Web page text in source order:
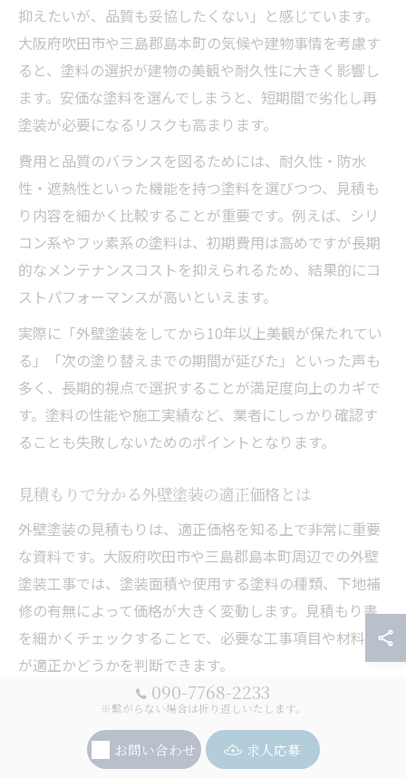
抑えたいが、品質も妥協したくない」と感じています。
大阪府吹田市や三島郡島本町の気候や建物事情を考慮す
ると、塗料の選択が建物の美観や耐久性に大きく影響し
ます。安価な塗料を選んでしまうと、短期間で劣化し再
塗装が必要になるリスクも高まります。
費用と品質のバランスを図るためには、耐久性・防水
性・遮熱性といった機能を持つ塗料を選びつつ、見積も
り内容を細かく比較することが重要です。例えば、シリ
コン系やフッ素系の塗料は、初期費用は高めですが長期
的なメンテナンスコストを抑えられるため、結果的にコ
ストパフォーマンスが高いといえます。
実際に「外壁塗装をしてから10年以上美観が保たれてい
る」「次の塗り替えまでの期間が延びた」といった声も
多く、長期的視点で選択することが満足度向上のカギで
す。塗料の性能や施工実績など、業者にしっかり確認す
ることも失敗しないためのポイントとなります。
見積もりで分かる外壁塗装の適正価格とは
外壁塗装の見積もりは、適正価格を知る上で非常に重要
な資料です。大阪府吹田市や三島郡島本町周辺での外壁
塗装工事では、塗装面積や使用する塗料の種類、下地補
修の有無によって価格が大きく変動します。見積もり書
を細かくチェックすることで、必要な工事項目や材料費
が適正かどうかを判断できます。
見積もり内容には「塗料名」「塗布回数」「下地処理費
用」「足場費用」などが明記されているか確認しましょ
う。特に、曖昧な表記や一式表記が多い場合は、追加費
090-7768-2233
※繋がらない場合は折り返しいたします。
お問い合わせ 求人応募